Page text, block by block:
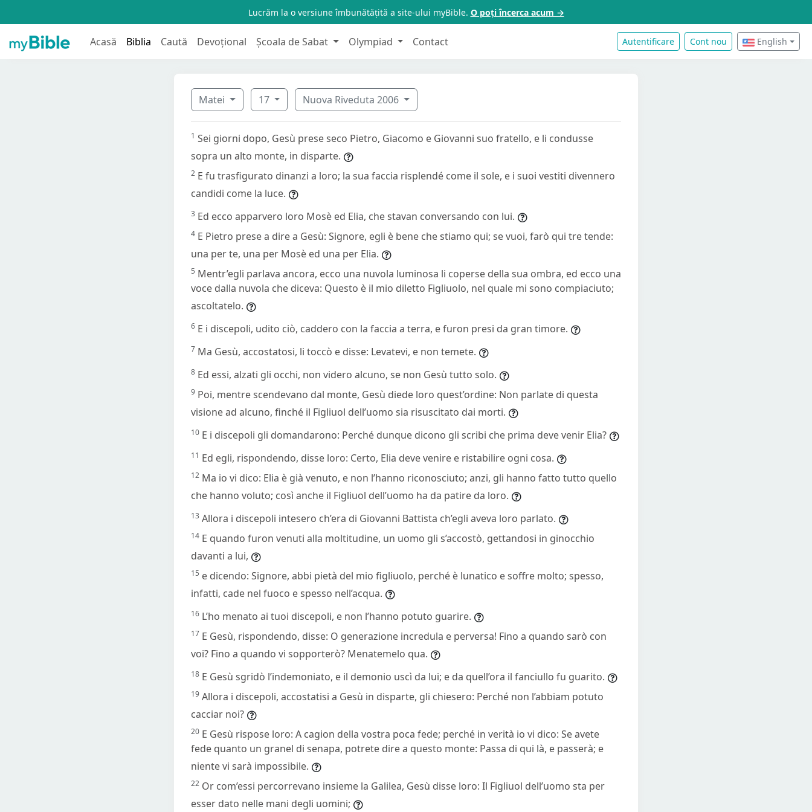
Lucrăm la o versiune îmbunătățită a site-ului myBible. O poți încerca acum →
Acasă Biblia Caută Devoțional Școala de Sabat Olympiad Contact Autentificare Cont nou English
Matei 17 Nuova Riveduta 2006
1 Sei giorni dopo, Gesù prese seco Pietro, Giacomo e Giovanni suo fratello, e li condusse
sopra un alto monte, in disparte.
2 E fu trasfigurato dinanzi a loro; la sua faccia risplendé come il sole, e i suoi vestiti divennero
candidi come la luce.
3 Ed ecco apparvero loro Mosè ed Elia, che stavan conversando con lui.
4 E Pietro prese a dire a Gesù: Signore, egli è bene che stiamo qui; se vuoi, farò qui tre tende:
una per te, una per Mosè ed una per Elia.
5 Mentr’egli parlava ancora, ecco una nuvola luminosa li coperse della sua ombra, ed ecco una
voce dalla nuvola che diceva: Questo è il mio diletto Figliuolo, nel quale mi sono compiaciuto;
ascoltatelo.
6 E i discepoli, udito ciò, caddero con la faccia a terra, e furon presi da gran timore.
7 Ma Gesù, accostatosi, li toccò e disse: Levatevi, e non temete.
8 Ed essi, alzati gli occhi, non videro alcuno, se non Gesù tutto solo.
9 Poi, mentre scendevano dal monte, Gesù diede loro quest’ordine: Non parlate di questa
visione ad alcuno, finché il Figliuol dell’uomo sia risuscitato dai morti.
10 E i discepoli gli domandarono: Perché dunque dicono gli scribi che prima deve venir Elia?
11 Ed egli, rispondendo, disse loro: Certo, Elia deve venire e ristabilire ogni cosa.
12 Ma io vi dico: Elia è già venuto, e non l’hanno riconosciuto; anzi, gli hanno fatto tutto quello
che hanno voluto; così anche il Figliuol dell’uomo ha da patire da loro.
13 Allora i discepoli intesero ch’era di Giovanni Battista ch’egli aveva loro parlato.
14 E quando furon venuti alla moltitudine, un uomo gli s’accostò, gettandosi in ginocchio
davanti a lui,
15 e dicendo: Signore, abbi pietà del mio figliuolo, perché è lunatico e soffre molto; spesso,
infatti, cade nel fuoco e spesso nell’acqua.
16 L’ho menato ai tuoi discepoli, e non l’hanno potuto guarire.
17 E Gesù, rispondendo, disse: O generazione incredula e perversa! Fino a quando sarò con
voi? Fino a quando vi sopporterò? Menatemelo qua.
18 E Gesù sgridò l’indemoniato, e il demonio uscì da lui; e da quell’ora il fanciullo fu guarito.
19 Allora i discepoli, accostatisi a Gesù in disparte, gli chiesero: Perché non l’abbiam potuto
cacciar noi?
20 E Gesù rispose loro: A cagion della vostra poca fede; perché in verità io vi dico: Se avete
fede quanto un granel di senapa, potrete dire a questo monte: Passa di qui là, e passerà; e
niente vi sarà impossibile.
22 Or com’essi percorrevano insieme la Galilea, Gesù disse loro: Il Figliuol dell’uomo sta per
esser dato nelle mani degli uomini;